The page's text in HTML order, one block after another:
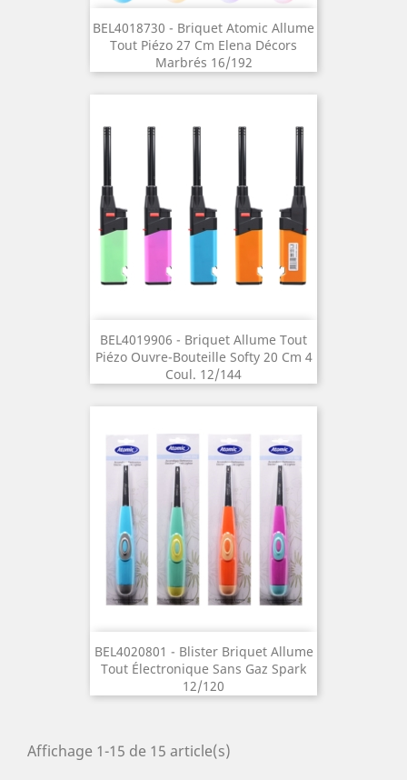
BEL4018730 - Briquet Atomic Allume
Tout Piézo 27 Cm Elena Décors
Marbrés 16/192
BEL4019906 - Briquet Allume Tout
Piézo Ouvre-Bouteille Softy 20 Cm 4
Coul. 12/144
BEL4020801 - Blister Briquet Allume
Tout Électronique Sans Gaz Spark
12/120
Affichage 1-15 de 15 article(s)